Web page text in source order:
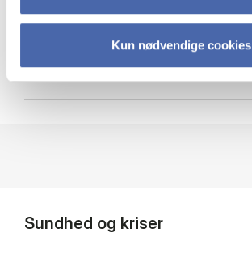
Kun nødvendige cookies
Cybersikkerhed
Sundhed og kriser